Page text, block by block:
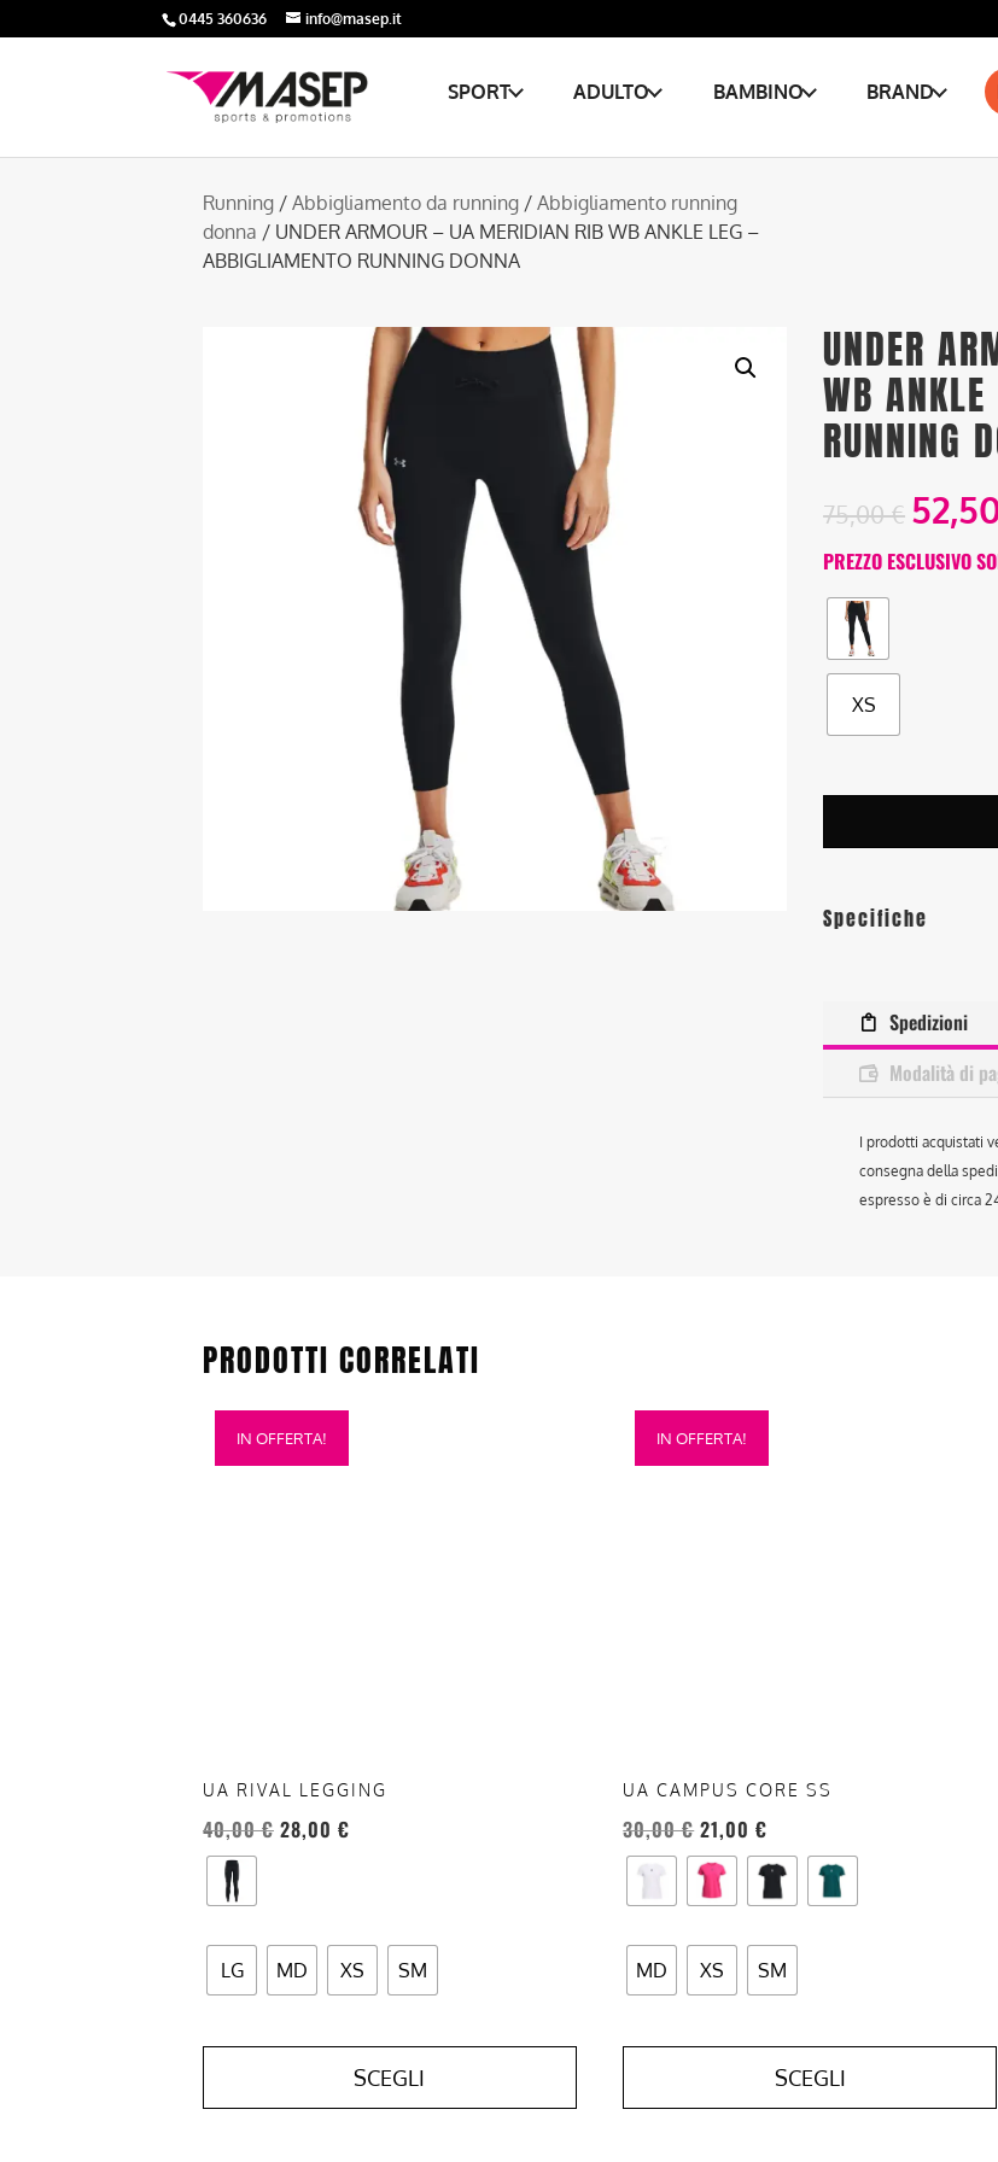
0445 360636 info@masep.it
SPORT ADULTO BAMBINO BRAND
Running / Abbigliamento da running / Abbigliamento running
donna / UNDER ARMOUR – UA MERIDIAN RIB WB ANKLE LEG –
ABBIGLIAMENTO RUNNING DONNA
UNDER
WB
RUNNING
75,00€
PREZZO ESCLUSIVO
XS
Specifiche
Spedizioni
Modalità di
I prodotti acquistati
consegna della
espresso è di circa
PRODOTTI CORRELATI
IN OFFERTA!
UA RIVAL LEGGING
40,00€ 28,00 €
LG MD XS SM
SCEGLI
Questo
prodotto
del
prodotto
IN OFFERTA!
UA CAMPUS CORE SS
30,00€ 21,00€
MD XS SM
SCEGLI
Questo
prodotto
del
prodotto